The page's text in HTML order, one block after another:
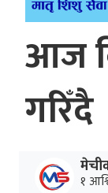
आज
गरिँदै
१